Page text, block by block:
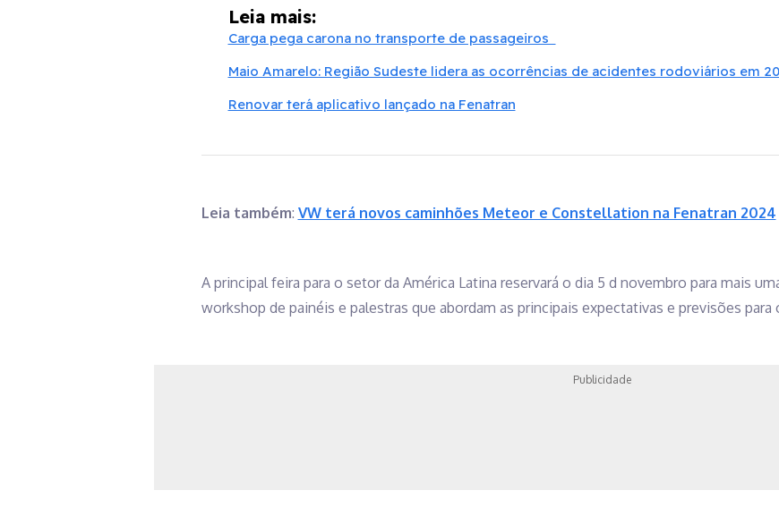
Leia mais:
Carga pega carona no transporte de passageiros
Maio Amarelo: Região Sudeste lidera as ocorrências de acidentes rodoviários em
Renovar terá aplicativo lançado na Fenatran
Leia também: VW terá novos caminhões Meteor e Constellation na Fenatran 2024
A principal feira para o setor da América Latina reservará o dia 5 d novembro para mais
workshop de painéis e palestras que abordam as principais expectativas e previsões
Publicidade